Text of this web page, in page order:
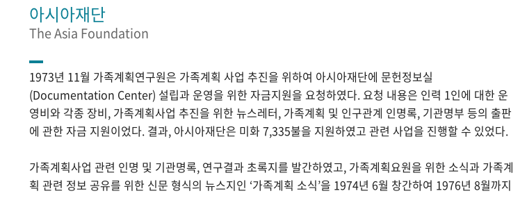
아시아재단
The Asia Foundation
1973년 11월 가족계획연구원은 가족계획 사업 추진을 위하여 아시아재단에 문헌정보실
(Documentation Center) 설립과 운영을 위한 자금지원을 요청하였다. 요청 내용은 인력 1인에 대한 운
영비와 각종 장비, 가족계획사업 추진을 위한 뉴스레터, 가족계획 및 인구관계 인명록, 기관명부 등의 출판
에 관한 자금 지원이었다. 결과, 아시아재단은 미화 7,335불을 지원하였고 관련 사업을 진행할 수 있었다.
가족계획사업 관련 인명 및 기관명록, 연구결과 초록지를 발간하였고, 가족계획요원을 위한 소식과 가족계
획 관련 정보 공유를 위한 신문 형식의 뉴스지인 ‘가족계획 소식’을 1974년 6월 창간하여 1976년 8월까지